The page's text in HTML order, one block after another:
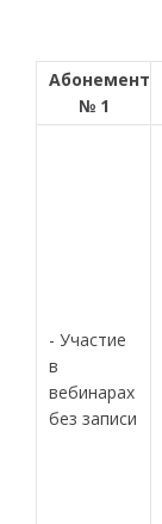
Абонемент
№ 1
- Участие
в
вебинарах
без записи